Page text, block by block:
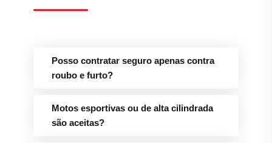
Posso contratar seguro apenas contra
roubo e furto?
Motos esportivas ou de alta cilindrada
são aceitas?